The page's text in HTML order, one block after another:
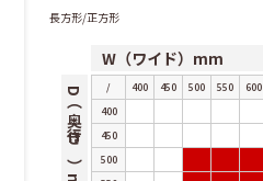
長方形/正方形
W（ワイド）mm
D（奥行き）mm / 400 450 500 550 600
400
450
500